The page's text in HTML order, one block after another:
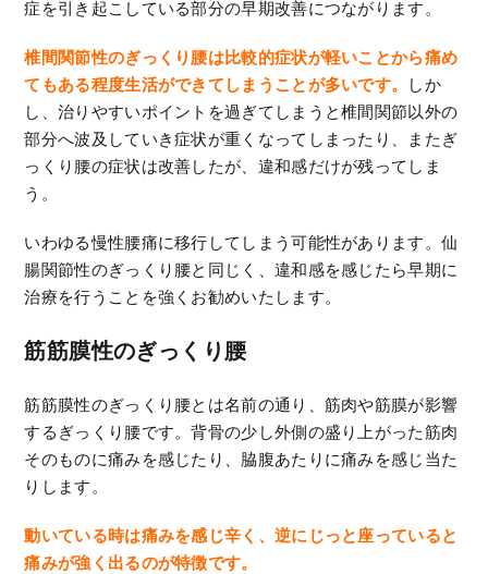
症を引き起こしている部分の早期改善につながります。
椎間関節性のぎっくり腰は比較的症状が軽いことから痛め
てもある程度生活ができてしまうことが多いです。
しか
し、治りやすいポイントを過ぎてしまうと椎間関節以外の
部分へ波及していき症状が重くなってしまったり、またぎ
っくり腰の症状は改善したが、違和感だけが残ってしま
う。
いわゆる慢性腰痛に移行してしまう可能性があります。仙
腸関節性のぎっくり腰と同じく、違和感を感じたら早期に
治療を行うことを強くお勧めいたします。
筋筋膜性のぎっくり腰
筋筋膜性のぎっくり腰とは名前の通り、筋肉や筋膜が影響
するぎっくり腰です。背骨の少し外側の盛り上がった筋肉
そのものに痛みを感じたり、脇腹あたりに痛みを感じ当た
りします。
動いている時は痛みを感じ辛く、逆にじっと座っていると
痛みが強く出るのが特徴です。